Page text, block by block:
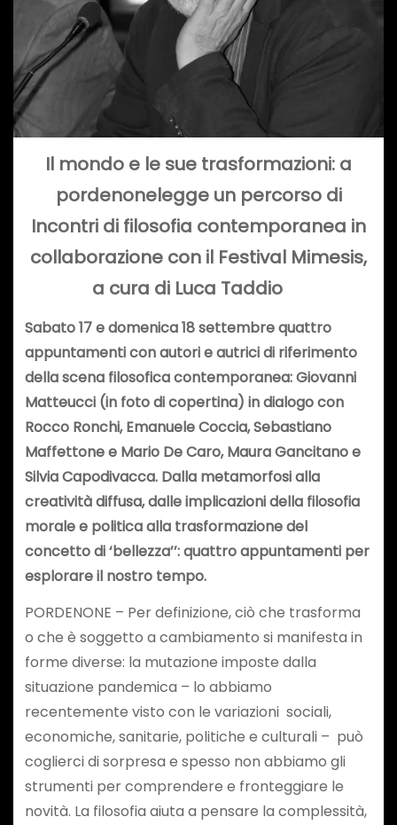
Il mondo e le sue trasformazioni: a
pordenonelegge un percorso di
Incontri di filosofia contemporanea in
collaborazione con il Festival Mimesis,
a cura di Luca Taddio
Sabato 17 e domenica 18 settembre quattro
appuntamenti con autori e autrici di riferimento
della scena filosofica contemporanea: Giovanni
Matteucci (in foto di copertina) in dialogo con
Rocco Ronchi, Emanuele Coccia, Sebastiano
Maffettone e Mario De Caro, Maura Gancitano e
Silvia Capodivacca. Dalla metamorfosi alla
creatività diffusa, dalle implicazioni della filosofia
morale e politica alla trasformazione del
concetto di ‘bellezza’’: quattro appuntamenti per
esplorare il nostro tempo.
PORDENONE – Per definizione, ciò che trasforma
o che è soggetto a cambiamento si manifesta in
forme diverse: la mutazione imposte dalla
situazione pandemica – lo abbiamo
recentemente visto con le variazioni sociali,
economiche, sanitarie, politiche e culturali – può
coglierci di sorpresa e spesso non abbiamo gli
strumenti per comprendere e fronteggiare le
novità. La filosofia aiuta a pensare la complessità,